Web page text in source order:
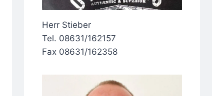
Herr Stieber
Tel. 08631/162157
Fax 08631/162358